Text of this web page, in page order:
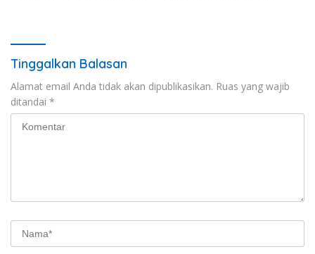
Tinggalkan Balasan
Alamat email Anda tidak akan dipublikasikan. Ruas yang wajib
ditandai *